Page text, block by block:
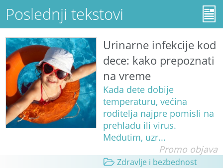
Poslednji tekstovi
Urinarne infekcije kod
dece: kako prepoznati
na vreme
Kada dete dobije
temperaturu, većina
roditelja najpre pomisli na
prehladu ili virus.
Međutim, uzr...
Promo objava
Zdravlje i bezbednost